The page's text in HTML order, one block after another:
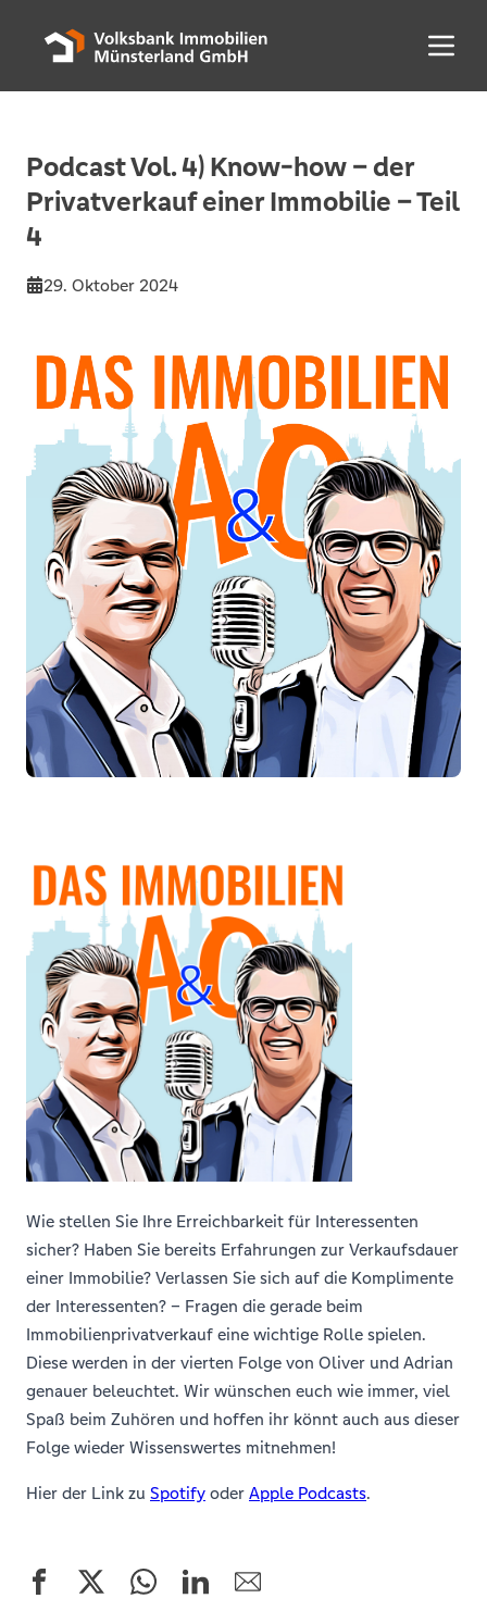
Menü
Podcast Vol. 4) Know-how – der
Privatverkauf einer Immobilie – Teil
4
29. Oktober 2024
Wie stellen Sie Ihre Erreichbarkeit für Interessenten
sicher? Haben Sie bereits Erfahrungen zur Verkaufsdauer
einer Immobilie? Verlassen Sie sich auf die Komplimente
der Interessenten? – Fragen die gerade beim
Immobilienprivatverkauf eine wichtige Rolle spielen.
Diese werden in der vierten Folge von Oliver und Adrian
genauer beleuchtet. Wir wünschen euch wie immer, viel
Spaß beim Zuhören und hoffen ihr könnt auch aus dieser
Folge wieder Wissenswertes mitnehmen!
Hier der Link zu Spotify oder Apple Podcasts.